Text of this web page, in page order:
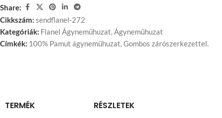
Share:
Cikkszám: sendflanel-272
Kategóriák: Flanel Ágyneműhuzat,Ágyneműhuzat
Címkék: 100% Pamut ágyneműhuzat,Gombos zárószerkezettel.
TERMÉK RÉSZLETEK